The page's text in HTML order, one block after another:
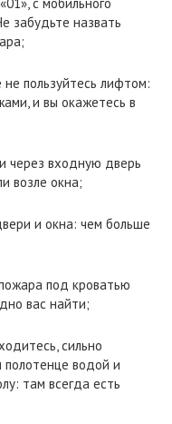
забудьте назвать
пользуйтесь лифтом:
и вы окажетесь в
через входную дверь
возле окна;
и окна: чем больше
под кроватью
вас найти;
сильно
полотенце водой и
там всегда есть